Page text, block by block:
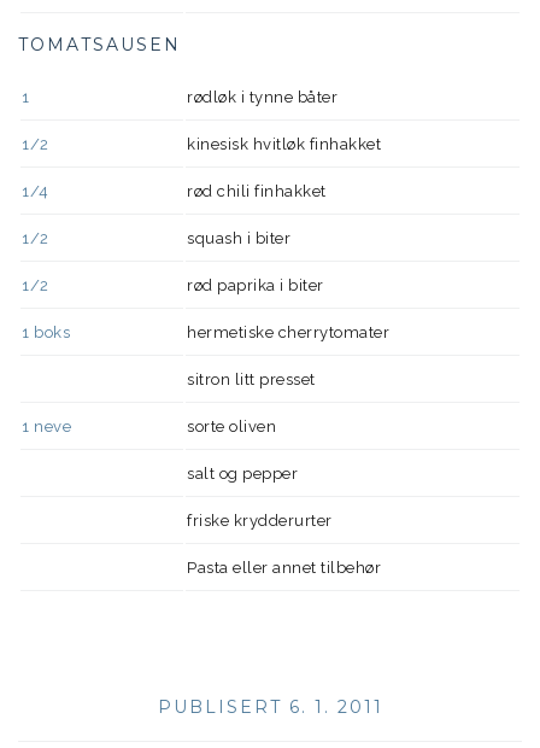
TOMATSAUSEN
1 rødløk i tynne båter
1/2 kinesisk hvitløk finhakket
1/4 rød chili finhakket
1/2 squash i biter
1/2 rød paprika i biter
1 boks hermetiske cherrytomater
sitron litt presset
1 neve sorte oliven
salt og pepper
friske krydderurter
Pasta eller annet tilbehør
PUBLISERT 6. 1. 2011